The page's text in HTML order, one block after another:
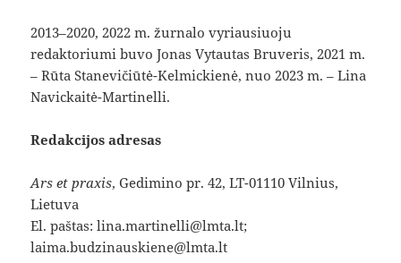
2013–2020, 2022 m. žurnalo vyriausiuoju
redaktoriumi buvo Jonas Vytautas Bruveris, 2021 m.
– Rūta Stanevičiūtė-Kelmickienė, nuo 2023 m. – Lina
Navickaitė-Martinelli.
Redakcijos adresas
Ars et praxis, Gedimino pr. 42, LT-01110 Vilnius,
Lietuva
El. paštas: lina.martinelli@lmta.lt;
laima.budzinauskiene@lmta.lt